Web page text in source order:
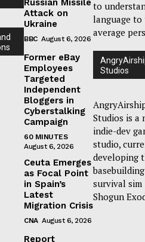
Russian Missile
Attack on
Ukraine
BBC August 6, 2026
Former eBay
Employees
Targeted
Independent
Bloggers in
Cyberstalking
Campaign
60 MINUTES
August 6, 2026
Ceuta Emerges
as Focal Point
in Spain’s
Latest
Migration Crisis
CNA August 6, 2026
Report
to
language to
average
Studios
Studios is a
indie-dev
studio,
developing
basebuilding
survival sim
Shogun